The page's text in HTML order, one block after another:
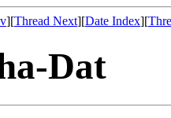
][Thread Next][Date Index][
Dat